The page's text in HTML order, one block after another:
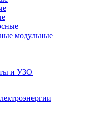
модульные
и УЗО